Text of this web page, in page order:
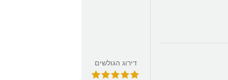
דירוג הגולשים